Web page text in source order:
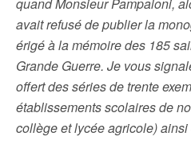
quand Monsieur Pampaloni,
avait refusé de publier la
érigé à la mémoire des 185
Grande Guerre. Je vous
offert des séries de trente
établissements scolaires de
collège et lycée agricole) ainsi